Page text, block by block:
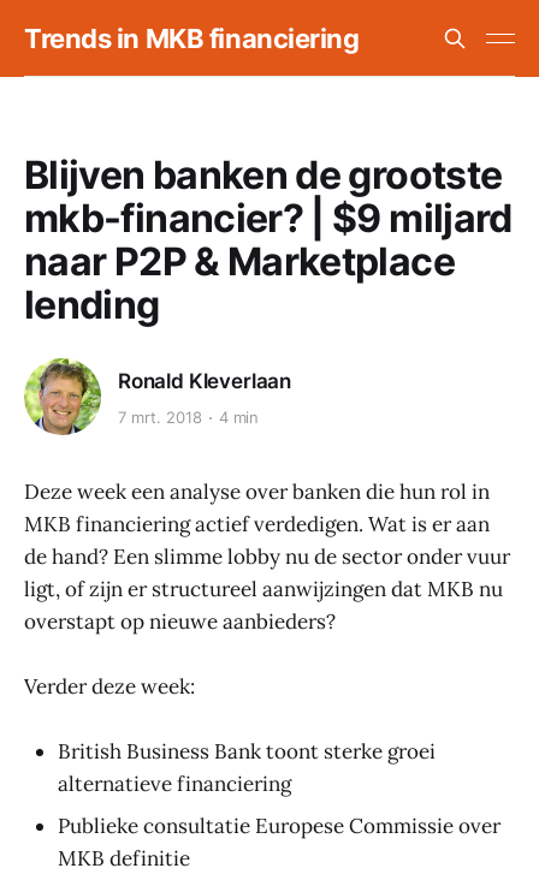
Trends in MKB financiering
Blijven banken de grootste
mkb-financier? | $9 miljard
naar P2P & Marketplace
lending
Ronald Kleverlaan
7 mrt. 2018 4 min
Deze week een analyse over banken die hun rol in
MKB financiering actief verdedigen. Wat is er aan
de hand? Een slimme lobby nu de sector onder vuur
ligt, of zijn er structureel aanwijzingen dat MKB nu
overstapt op nieuwe aanbieders?
Verder deze week:
British Business Bank toont sterke groei
alternatieve financiering
Publieke consultatie Europese Commissie over
MKB definitie